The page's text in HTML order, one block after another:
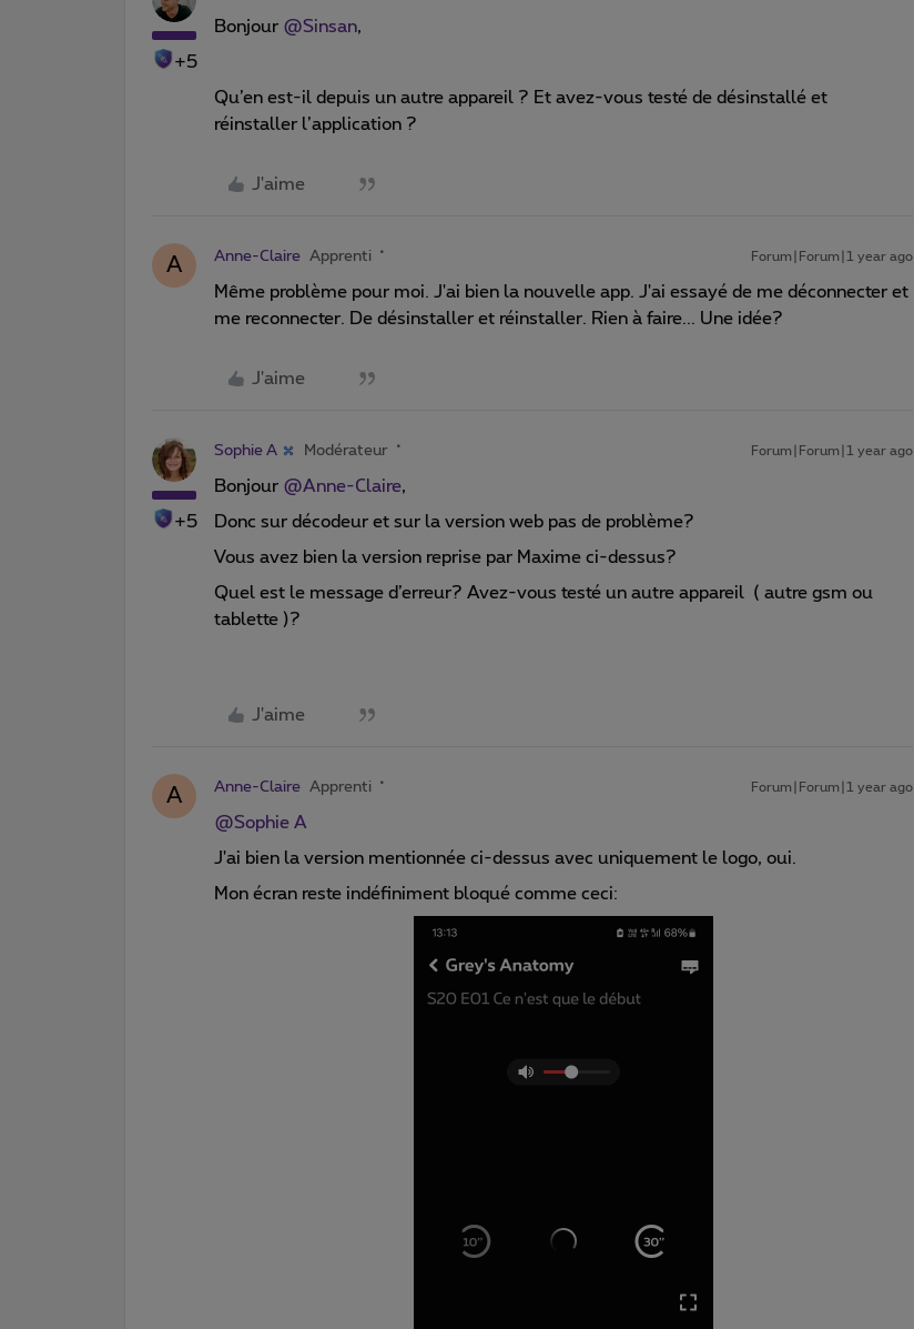
+5
Bonjour ​ @Sinsan,
Qu’en est-il depuis un autre appareil ? Et avez-vous testé de désinstallé et
réinstaller l’application ?
J'aime
A Anne-Claire Apprenti Forum|Forum|1 year ago
Même problème pour moi. J'ai bien la nouvelle app. J'ai essayé de me déconnecter et
me reconnecter. De désinstaller et réinstaller. Rien à faire... Une idée?
J'aime
+5
Sophie A Modérateur Forum|Forum|1 year ago
Bonjour ​ @Anne-Claire,
Donc sur décodeur et sur la version web pas de problème?
Vous avez bien la version reprise par Maxime ci-dessus?
Quel est le message d’erreur? Avez-vous testé un autre appareil ( autre gsm ou
tablette )?
J'aime
A Anne-Claire Apprenti Forum|Forum|1 year ago
@Sophie A
J'ai bien la version mentionnée ci-dessus avec uniquement le logo, oui.
Mon écran reste indéfiniment bloqué comme ceci: